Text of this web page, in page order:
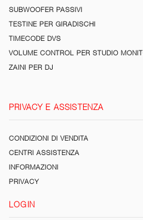
SUBWOOFER PASSIVI
TESTINE PER GIRADISCHI
TIMECODE DVS
VOLUME CONTROL PER STUDIO
ZAINI PER DJ
PRIVACY E ASSISTENZA
CONDIZIONI DI VENDITA
CENTRI ASSISTENZA
INFORMAZIONI
PRIVACY
LOGIN